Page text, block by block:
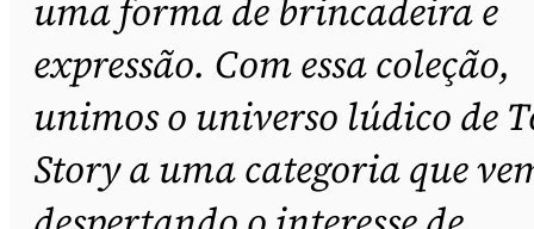
uma forma de brincadeira e
expressão. Com essa coleção,
unimos o universo lúdico de
Story a uma categoria que